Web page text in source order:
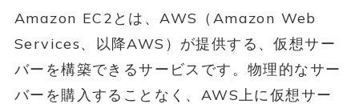
Amazon EC2とは、AWS（Amazon Web
Services、以降AWS）が提供する、仮想サー
バーを構築できるサービスです。物理的なサー
バーを購入することなく、AWS上に仮想サー